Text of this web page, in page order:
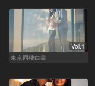
Vol.1
東京同棲白書